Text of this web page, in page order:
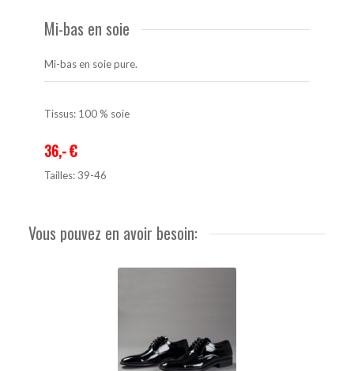
Mi-bas en soie
Mi-bas en soie pure.
Tissus: 100 % soie
36,- €
Tailles: 39-46
Vous pouvez en avoir besoin: